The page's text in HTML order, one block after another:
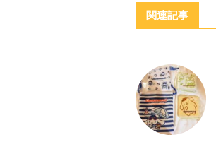
関連記事